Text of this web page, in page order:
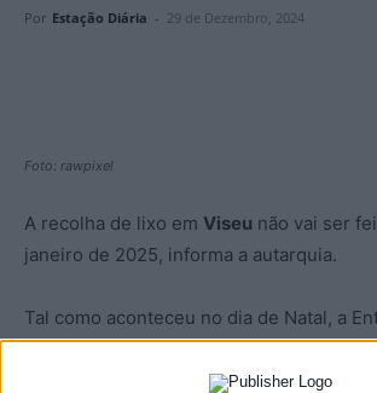
Por Estação Diária - 29 de Dezembro, 2024
Foto: rawpixel
A recolha de lixo em Viseu não vai ser
janeiro de 2025, informa a autarquia.
Tal como aconteceu no dia de Natal, a
de Resíduos Urbanos, a Associação de
Região Planalto Beirão, dá folga no